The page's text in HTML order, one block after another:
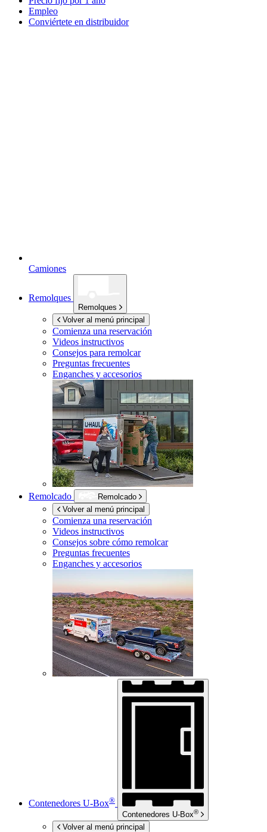
Empleo
Conviértete en distribuidor
Camiones
Remolques
Remolques
Volver al menú principal
Comienza una reservación
Videos instructivos
Consejos para remolcar
Preguntas frecuentes
Enganches y accesorios
Remolcado
Remolcado
Volver al menú principal
Comienza una reservación
Videos instructivos
Consejos sobre cómo remolcar
Preguntas frecuentes
Enganches y accesorios
Contenedores U-Box®
Contenedores U-Box®
Volver al menú principal